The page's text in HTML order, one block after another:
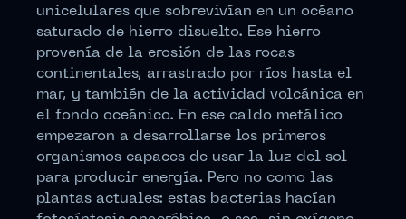
unicelulares que sobrevivían en un océano
saturado de hierro disuelto. Ese hierro
provenía de la erosión de las rocas
continentales, arrastrado por ríos hasta el
mar, y también de la actividad volcánica en
el fondo oceánico. En ese caldo metálico
empezaron a desarrollarse los primeros
organismos capaces de usar la luz del sol
para producir energía. Pero no como las
plantas actuales: estas bacterias hacían